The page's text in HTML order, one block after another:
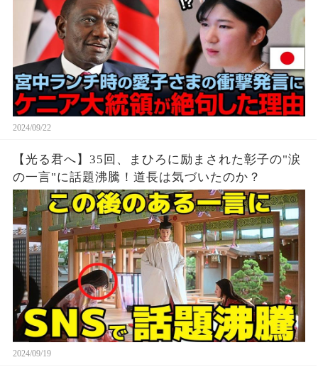
2024/09/22
【光る君へ】35回、まひろに励まされた彰子の"涙
の一言"に話題沸騰！道長は気づいたのか？
2024/09/19